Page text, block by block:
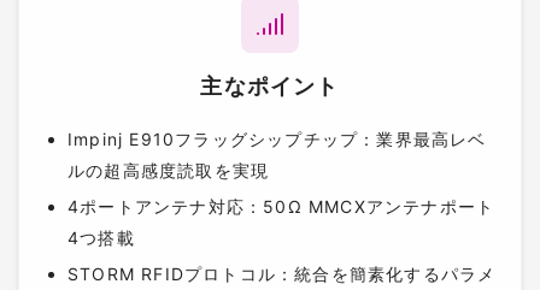
主なポイント
Impinj E910フラッグシップチップ：業界最高レベ
ルの超高感度読取を実現
4ポートアンテナ対応：50Ω MMCXアンテナポート
4つ搭載
STORM RFIDプロトコル：統合を簡素化するパラメ